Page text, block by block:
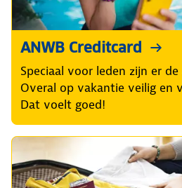
ANWB Creditcard
Speciaal voor leden zijn er de
Overal op vakantie veilig en
Dat voelt goed!